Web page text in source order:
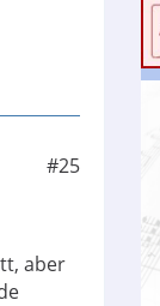
#25
aber